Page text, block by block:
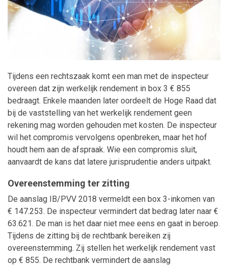
Maatwerk
Tijdens een rechtszaak komt een man met de inspecteur
overeen dat zijn werkelijk rendement in box 3 € 855
bedraagt. Enkele maanden later oordeelt de Hoge Raad dat
bij de vaststelling van het werkelijk rendement geen
rekening mag worden gehouden met kosten. De inspecteur
wil het compromis vervolgens openbreken, maar het hof
houdt hem aan de afspraak. Wie een compromis sluit,
aanvaardt de kans dat latere jurisprudentie anders uitpakt.
Overeenstemming ter zitting
De aanslag IB/PVV 2018 vermeldt een box 3-inkomen van
€ 147.253. De inspecteur vermindert dat bedrag later naar €
63.621. De man is het daar niet mee eens en gaat in beroep.
Tijdens de zitting bij de rechtbank bereiken zij
overeenstemming. Zij stellen het werkelijk rendement vast
op € 855. De rechtbank vermindert de aanslag